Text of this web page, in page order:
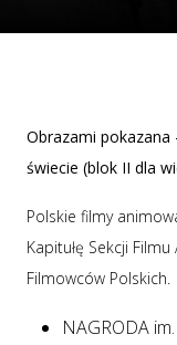
Obrazami
świecie (blok II dla
Polskie filmy
Kapitułę Sekcji
Filmowców Polskich.
NAGRODA